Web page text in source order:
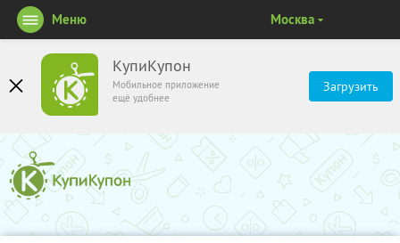
КупиКупон
Мобильное приложение
ещё удобнее
Загрузить
Меню Москва